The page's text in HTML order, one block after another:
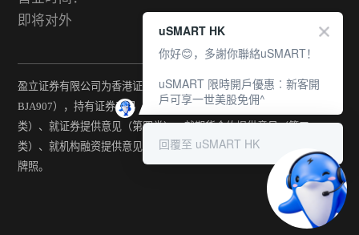
即将对外
盈立证券有限公司为香港证监会持牌法团（中央编号：
BJA907），持有证券交易（第一类）、期货合约交易（第二
类）、就证券提供意见（第四类）、就期货合约提供意见（第五
类）、就机构融资提供意见（第六类）及提供资产管理（第九类）
牌照。
uSMART HK
你好😊，多謝你聯絡uSMART！
uSMART 限時開戶優惠︰新客開
戶可享一世美股免佣^
回覆至 uSMART HK